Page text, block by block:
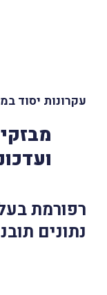
עקרונות יסוד
רפורמת
נתונים